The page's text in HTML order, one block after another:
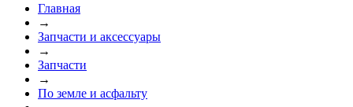
Главная
→
Запчасти и аксессуары
→
Запчасти
→
По земле и асфальту